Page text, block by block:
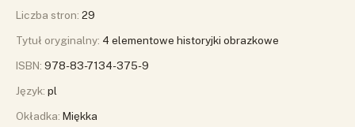
Liczba stron: 29
Tytuł oryginalny: 4 elementowe historyjki obrazkowe
ISBN: 978-83-7134-375-9
Język: pl
Okładka: Miękka